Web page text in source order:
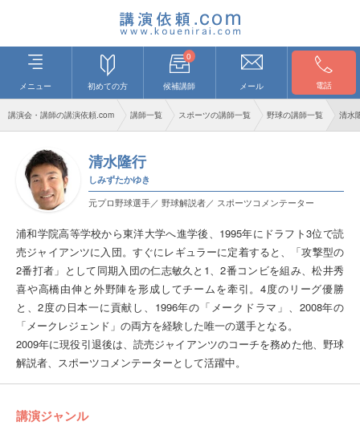
メニュー 初めての方
0
候補講師 メール 電話
講演会・講師の講演依頼.com 講師一覧 スポーツの講師一覧 野球の講師一覧 清水
清水隆行
しみずたかゆき
元プロ野球選手／ 野球解説者／ スポーツコメンテーター
浦和学院高等学校から東洋大学へ進学後、1995年にドラフト3位で読
売ジャイアンツに入団。すぐにレギュラーに定着すると、「攻撃型の
2番打者」として同期入団の仁志敏久と1、2番コンビを組み、松井秀
喜や高橋由伸と外野陣を形成してチームを牽引。4度のリーグ優勝
と、2度の日本一に貢献し、1996年の「メークドラマ」、2008年の
「メークレジェンド」の両方を経験した唯一の選手となる。
2009年に現役引退後は、読売ジャイアンツのコーチを務めた他、野球
解説者、スポーツコメンテーターとして活躍中。
講演ジャンル